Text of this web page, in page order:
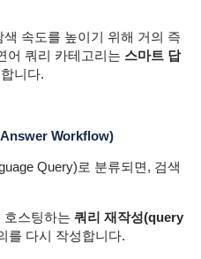
속도를 높이기 위해 거의 즉
어 쿼리 카테고리는 스마트 답
니다.
Answer Workflow)
Query)로 분류되면, 검색
호스팅하는 쿼리 재작성(query
를 다시 작성합니다.